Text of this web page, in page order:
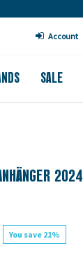
Account
SALE
2024
You save 21%